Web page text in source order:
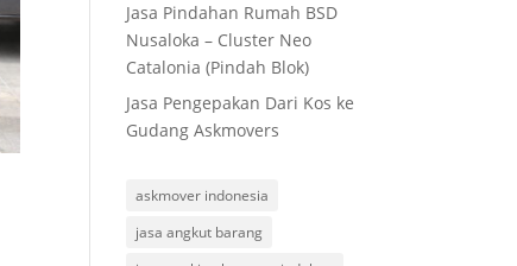
Jasa Pindahan Rumah BSD
Nusaloka – Cluster Neo
Catalonia (Pindah Blok)
Jasa Pengepakan Dari Kos ke
Gudang Askmovers
askmover indonesia
jasa angkut barang